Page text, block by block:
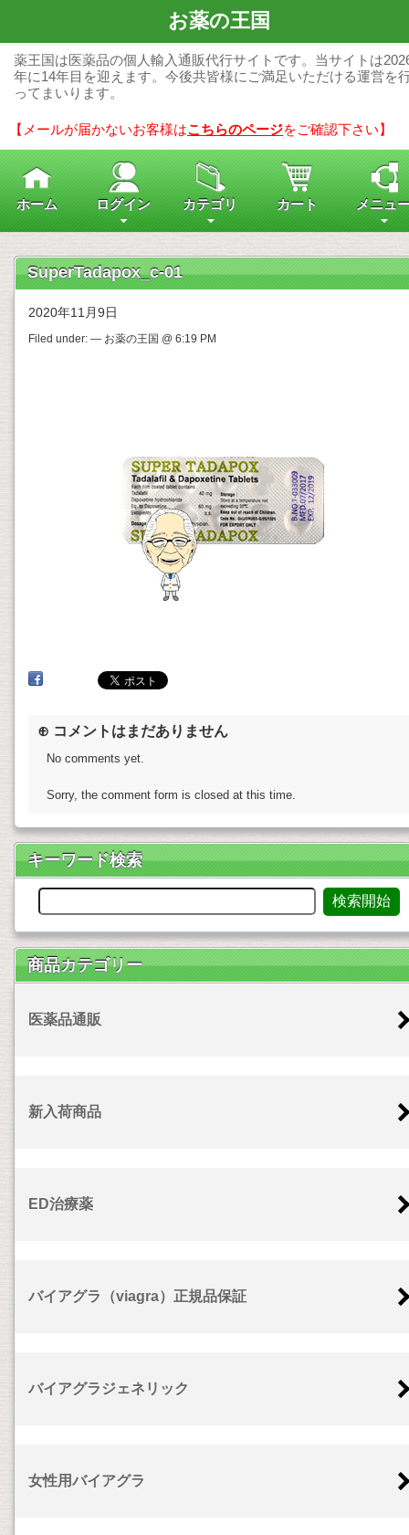
お薬の王国
薬王国は医薬品の個人輸入通販代行サイトです。当サイトは
年に14年目を迎えます。今後共皆様にご満足いただける運営を
ってまいります。
【メールが届かないお客様はこちらのページをご確認下さい】
ホーム ログイン カテゴリ カート メニュ
SuperTadapox_c-01
2020年11月9日
Filed under: — お薬の王国 @ 6:19 PM
⊕ コメントはまだありません
No comments yet.
Sorry, the comment form is closed at this time.
キーワード検索
商品カテゴリー
医薬品通販
新入荷商品
ED治療薬
バイアグラ（viagra）正規品保証
バイアグラジェネリック
女性用バイアグラ